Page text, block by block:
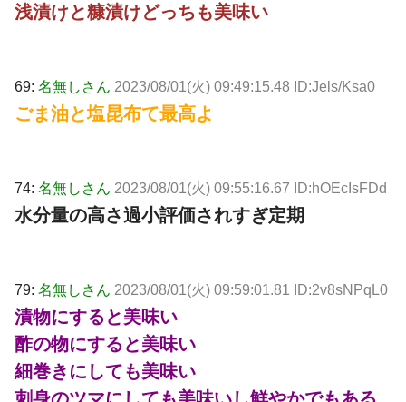
浅漬けと糠漬けどっちも美味い
69: 名無しさん 2023/08/01(火) 09:49:15.48 ID:Jels/Ksa0
ごま油と塩昆布て最高よ
74: 名無しさん 2023/08/01(火) 09:55:16.67 ID:hOEcIsFDd
水分量の高さ過小評価されすぎ定期
79: 名無しさん 2023/08/01(火) 09:59:01.81 ID:2v8sNPqL0
漬物にすると美味い
酢の物にすると美味い
細巻きにしても美味い
刺身のツマにしても美味いし鮮やかでもある